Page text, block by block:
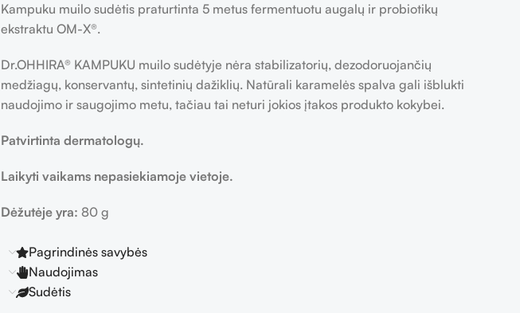
Kampuku muilo sudėtis praturtinta 5 metus fermentuotu augalų ir probiotikų
ekstraktu OM-X®.
Dr.OHHIRA® KAMPUKU muilo sudėtyje nėra stabilizatorių, dezodoruojančių
medžiagų, konservantų, sintetinių dažiklių. Natūrali karamelės spalva gali išblukti
naudojimo ir saugojimo metu, tačiau tai neturi jokios įtakos produkto kokybei.
Patvirtinta dermatologų.
Laikyti vaikams nepasiekiamoje vietoje.
Dėžutėje yra: 80 g
Pagrindinės savybės
Naudojimas
Sudėtis